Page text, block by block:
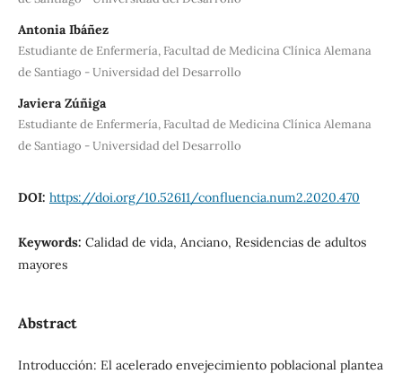
Antonia Ibáñez
Estudiante de Enfermería, Facultad de Medicina Clínica Alemana
de Santiago - Universidad del Desarrollo
Javiera Zúñiga
Estudiante de Enfermería, Facultad de Medicina Clínica Alemana
de Santiago - Universidad del Desarrollo
DOI: https://doi.org/10.52611/confluencia.num2.2020.470
Keywords: Calidad de vida, Anciano, Residencias de adultos
mayores
Abstract
Introducción: El acelerado envejecimiento poblacional plantea